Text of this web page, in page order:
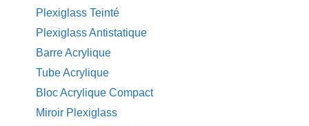
Plexiglass Teinté
Plexiglass Antistatique
Barre Acrylique
Tube Acrylique
Bloc Acrylique Compact
Miroir Plexiglass